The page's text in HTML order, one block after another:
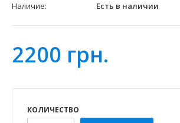
Наличие:
Есть в наличии
2200 грн.
КОЛИЧЕСТВО